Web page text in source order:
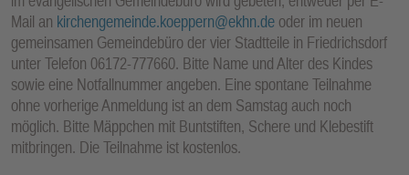
Mail an kirchengemeinde.koeppern@ekhn.de oder im neuen
gemeinsamen Gemeindebüro der vier Stadtteile in Friedrichsdorf
unter Telefon 06172-777660. Bitte Name und Alter des Kindes
sowie eine Notfallnummer angeben. Eine spontane Teilnahme
ohne vorherige Anmeldung ist an dem Samstag auch noch
möglich. Bitte Mäppchen mit Buntstiften, Schere und Klebestift
mitbringen. Die Teilnahme ist kostenlos.